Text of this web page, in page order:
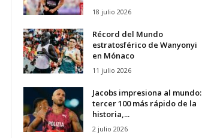
18 julio 2026
Récord del Mundo
estratosférico de Wanyonyi
en Mónaco
11 julio 2026
Jacobs impresiona al mundo:
tercer 100 más rápido de la
historia,...
2 julio 2026